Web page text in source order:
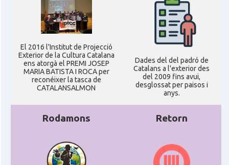
El 2016 l'Institut de Projecció
Exterior de la Cultura Catalana
ens atorgà el PREMI JOSEP
MARIA BATISTA I ROCA per
reconéixer la tasca de
CATALANSALMON
Dades del del padró de
Catalans a l'exterior des
del 2009 fins avui,
desglossat per paisos i
anys.
Rodamons Retorn